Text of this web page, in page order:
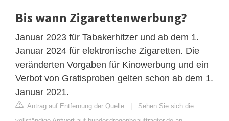
Bis wann Zigarettenwerbung?
Januar 2023 für Tabakerhitzer und ab dem 1.
Januar 2024 für elektronische Zigaretten. Die
veränderten Vorgaben für Kinowerbung und ein
Verbot von Gratisproben gelten schon ab dem 1.
Januar 2021.
Antrag auf Entfernung der Quelle
Sehen Sie sich die